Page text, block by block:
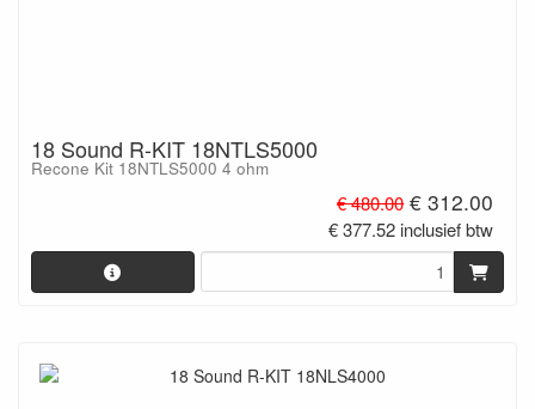
18 Sound R-KIT 18NTLS5000
Recone Kit 18NTLS5000 4 ohm
€ 480.00 € 312.00
€ 377.52 inclusief btw